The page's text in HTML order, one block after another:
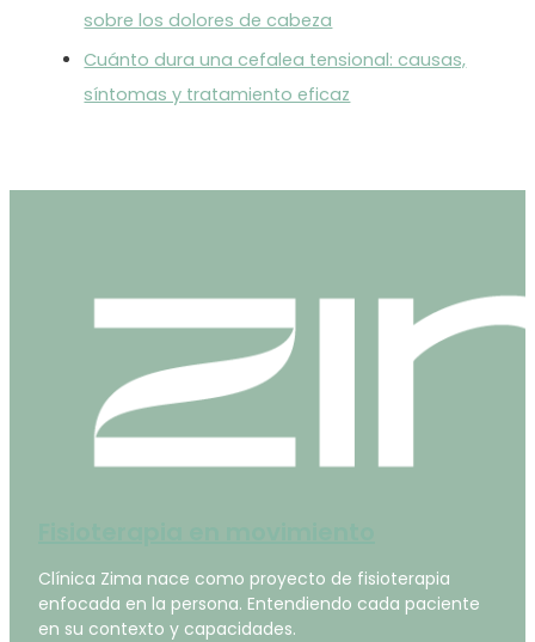
sobre los dolores de cabeza
Cuánto dura una cefalea tensional: causas,
síntomas y tratamiento eficaz
Clínica Zima nace como proyecto de fisioterapia
enfocada en la persona. Entendiendo cada paciente
en su contexto y capacidades.